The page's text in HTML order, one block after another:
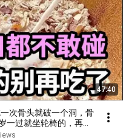
47:40
次骨头就破一个洞，骨
一过就坐轮椅的，再喜